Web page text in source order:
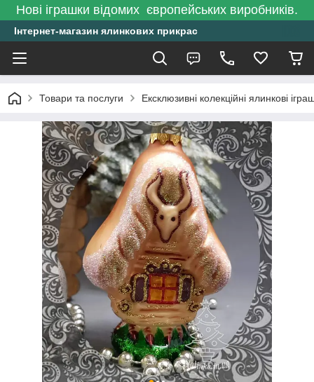
Нові іграшки відомих європейських виробників.
Інтернет-магазин ялинкових прикрас
Товари та послуги Ексклюзивні колекційні ялинкові